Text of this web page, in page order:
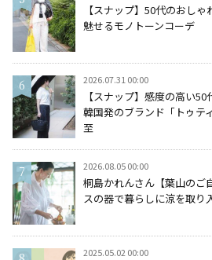
【スナップ】50代のおし
魅せるモノトーンコーデ
2026.07.31 00:00
【スナップ】感度の高い
韓国発のブランド「トゥテ
至
2026.08.05 00:00
桐島かれんさん【葉山のご
スの器で暮らしに涼を取り
2025.05.02 00:00